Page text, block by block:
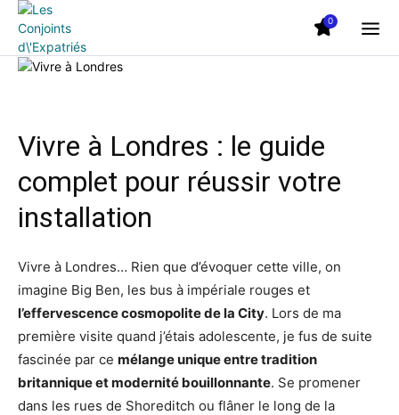
0
Vivre à Londres : le guide
complet pour réussir votre
installation
Vivre à Londres… Rien que d’évoquer cette ville, on
imagine Big Ben, les bus à impériale rouges et
l’effervescence cosmopolite de la City. Lors de ma
première visite quand j’étais adolescente, je fus de suite
fascinée par ce mélange unique entre tradition
britannique et modernité bouillonnante. Se promener
dans les rues de Shoreditch ou flâner le long de la